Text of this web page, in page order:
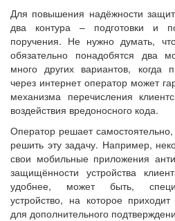
Для повышения надёжности
два контура – подготовки и
поручения. Не нужно думать,
обязательно понадобятся два
много других вариантов, когда
через интернет оператор может
механизма перечисления
воздействия вредоносного кода.
Оператор решает
решить эту задачу. Например,
свои мобильные приложения
защищённости устройства
удобнее, может быть,
устройство, на которое
для дополнительного